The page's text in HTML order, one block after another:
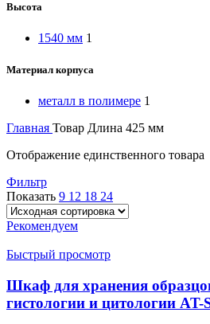
Высота
1540 мм 1
Материал корпуса
металл в полимере 1
Главная Товар Длина 425 мм
Отображение единственного товара
Фильтр
Показать 9 12 18 24
Рекомендуем
Быстрый просмотр
Шкаф для хранения
гистологии и цитологии AT-